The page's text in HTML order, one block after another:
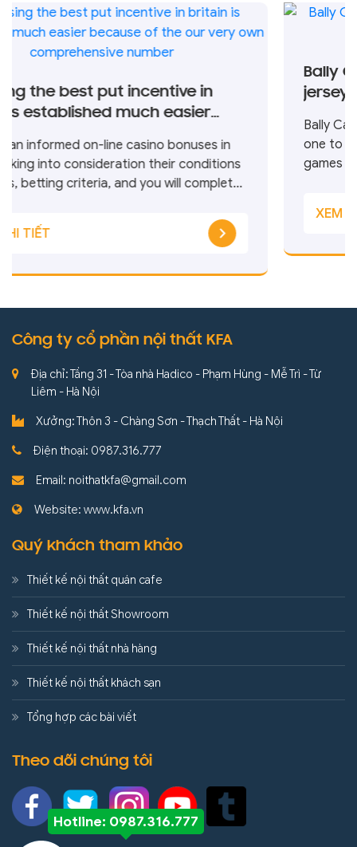
in
easier
bonuses in
their conditions
you will complete
line casino sites
Casino verkossa
Bally Casino �
jersey and Pennsylvania
Bally Casino Bally Gambling
one to appreciate finest-rated
games towards the New
End up in the latest $a
first put, which includes no
Most widely used slots when
Casino 94 Rating 96% […]
Công ty cổ phần nội thất KFA
Địa chỉ: Tầng 31 - Tòa nhà Hadico - Phạm Hùng - Mễ Trì - Từ
Liêm - Hà Nội
Xưởng: Thôn 3 - Chàng Sơn - Thạch Thất - Hà Nội
Điện thoại: 0987.316.777
Email: noithatkfa@gmail.com
Website: www.kfa.vn
Quý khách tham khảo
Thiết kế nội thất quán cafe
Thiết kế nội thất Showroom
Thiết kế nội thất nhà hàng
Thiết kế nội thất khách sạn
Tổng hợp các bài viết
Theo dõi chúng tôi
Hotline: 0987.316.777